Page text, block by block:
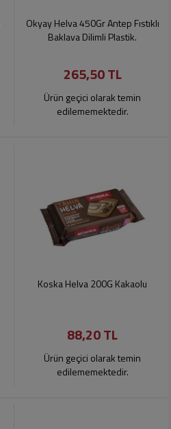
Okyay Helva 450Gr Antep Fıstıklı
Baklava Dilimli Plastik.
265,50 TL
Ürün geçici olarak temin
edilememektedir.
Koska Helva 200G Kakaolu
88,20 TL
Ürün geçici olarak temin
edilememektedir.